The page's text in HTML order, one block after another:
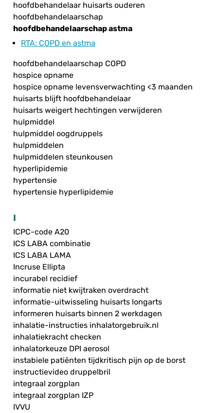
hoofdbehandelaar huisarts ouderen
hoofdbehandelaarschap
hoofdbehandelaarschap astma
RTA: COPD en astma
hoofdbehandelaarschap COPD
hospice opname
hospice opname levensverwachting <3 maanden
huisarts blijft hoofdbehandelaar
huisarts weigert hechtingen verwijderen
hulpmiddel
hulpmiddel oogdruppels
hulpmiddelen
hulpmiddelen steunkousen
hyperlipidemie
hypertensie
hypertensie hyperlipidemie
I
ICPC-code A20
ICS LABA combinatie
ICS LABA LAMA
Incruse Ellipta
incurabel recidief
informatie niet kwijtraken overdracht
informatie-uitwisseling huisarts longarts
informeren huisarts binnen 2 werkdagen
inhalatie-instructies inhalatorgebruik.nl
inhalatiekracht checken
inhalatorkeuze DPI aerosol
instabiele patiënten tijdkritisch pijn op de borst
instructievideo druppelbril
integraal zorgplan
integraal zorgplan IZP
IVVU